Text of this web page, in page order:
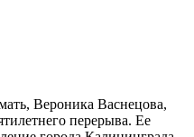
Вероника Васнецова,
перерыва. Ее